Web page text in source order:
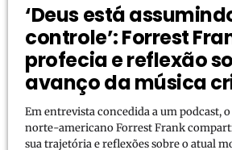
‘Deus está
controle’: Forrest
profecia e reflexão
avanço da música
Em entrevista concedida a um podcast,
norte-americano Forrest Frank
sua trajetória e reflexões sobre o atual